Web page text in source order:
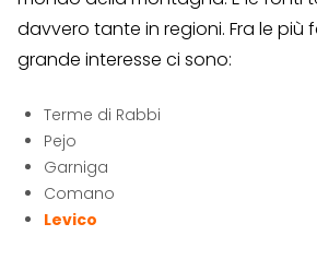
davvero tante in regioni. Fra le più
grande interesse ci sono:
Terme di Rabbi
Pejo
Garniga
Comano
Levico